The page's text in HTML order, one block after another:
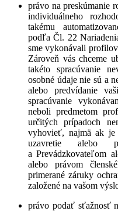
právo na preskúmanie
individuálneho
takému
podľa Čl. 22
sme vykonávali
Zároveň vás chceme
takéto spracúvanie
osobné údaje nie sú a
alebo predvídanie
spracúvanie
neboli predmetom
určitých prípadoch
vyhovieť, najmä ak je
uzavretie alebo
a Prevádzkovateľom
alebo právom
primerané záruky
založené na vašom
právo podať sťažnosť